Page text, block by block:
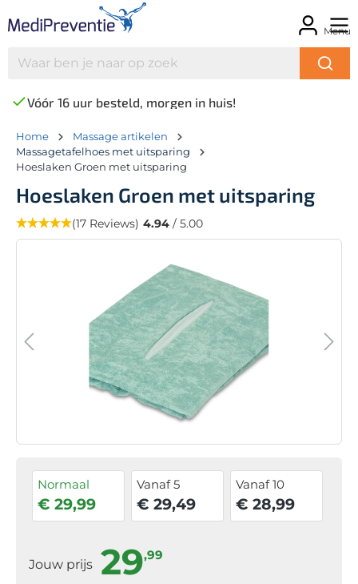
Menu
Vóór 16 uur besteld, morgen in huis!
Home
Massage artikelen
Massagetafelhoes met uitsparing
Hoeslaken Groen met uitsparing
Hoeslaken Groen met uitsparing
(17 Reviews) 4.94 / 5.00
Normaal
€ 29,99
Vanaf 5
€ 29,49
Vanaf 10
€ 28,99
Jouw prijs 29,99